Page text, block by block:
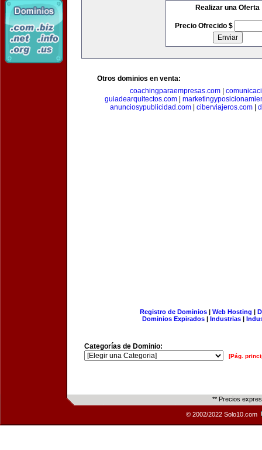
Realizar una Oferta
Precio Ofrecido $
Otros dominios en venta:
coachingparaempresas.com|
guiadearquitectos.com
anunciosypublicidad.com| ciberviajeros.com|
Registro de Dominios| Web Hosting |
Dominios Expirados | Industrias |
Categorías de Dominio:
[Pág.
** Precios
© 2002/2022 Solo10.com